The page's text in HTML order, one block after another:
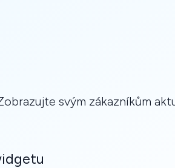
svým zákazníkům